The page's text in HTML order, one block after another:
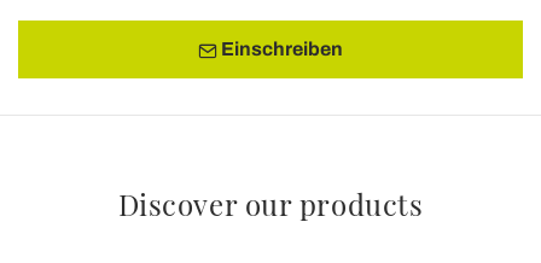
Einschreiben
Discover our products